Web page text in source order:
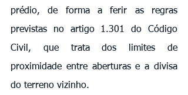
prédio, de forma a ferir as regras
previstas no artigo 1.301 do Código
Civil, que trata dos limites de
proximidade entre aberturas e a divisa
do terreno vizinho.